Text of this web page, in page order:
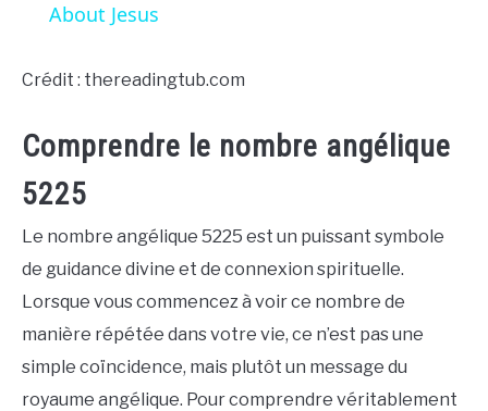
About Jesus
Crédit : thereadingtub.com
Comprendre le nombre angélique
5225
Le nombre angélique 5225 est un puissant symbole
de guidance divine et de connexion spirituelle.
Lorsque vous commencez à voir ce nombre de
manière répétée dans votre vie, ce n’est pas une
simple coïncidence, mais plutôt un message du
royaume angélique. Pour comprendre véritablement